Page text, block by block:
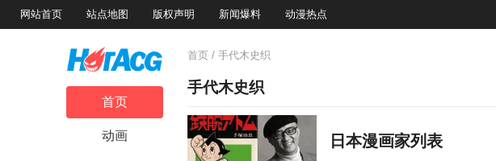
网站首页 站点地图 版权声明 新闻爆料 动漫热点
首页
动画
首页 / 手代木史织
手代木史织
日本漫画家列表